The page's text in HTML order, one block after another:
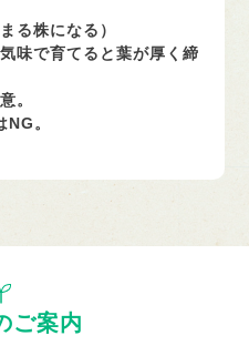
る株になる）
味で育てると葉が厚く締
。
。
ご案内